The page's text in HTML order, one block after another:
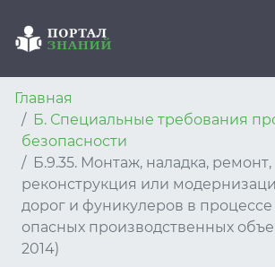
Главная
Б. Специальные требования
безопасности
Б.9.35. Монтаж, наладка, ремонт,
реконструкция или
дорог и фуникулеров в процессе
опасных производственных
2014)